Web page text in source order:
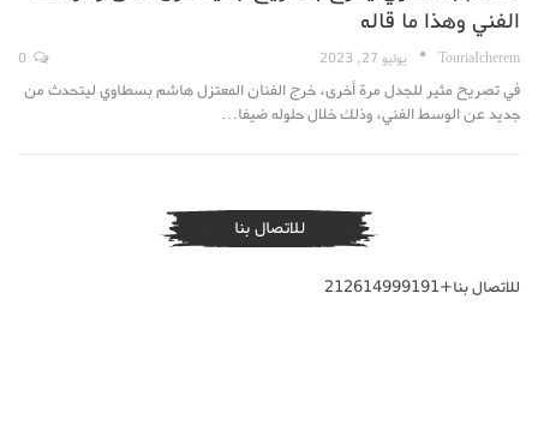
الفني وهذا ما قاله
TouriaIcherem يوليو 27, 2023
في تصريح مثير للجدل مرة أخرى، خرج الفنان المعتزل هاشم بسطاوي ليتحدث من
جديد عن الوسط الفني، وذلك خلال حلوله ضيفا…
للاتصال بنا
للاتصال بنا+212614999191